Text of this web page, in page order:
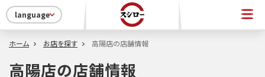
language
ホーム お店を探す 高陽店の店舗情報
高陽店の店舗情報